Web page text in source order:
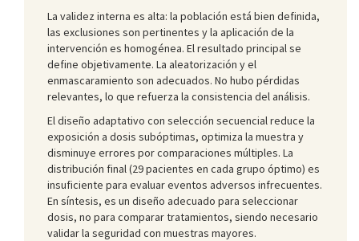
La validez interna es alta: la población está bien definida,
las exclusiones son pertinentes y la aplicación de la
intervención es homogénea. El resultado principal se
define objetivamente. La aleatorización y el
enmascaramiento son adecuados. No hubo pérdidas
relevantes, lo que refuerza la consistencia del análisis.
El diseño adaptativo con selección secuencial reduce la
exposición a dosis subóptimas, optimiza la muestra y
disminuye errores por comparaciones múltiples. La
distribución final (29 pacientes en cada grupo óptimo) es
insuficiente para evaluar eventos adversos infrecuentes.
En síntesis, es un diseño adecuado para seleccionar
dosis, no para comparar tratamientos, siendo necesario
validar la seguridad con muestras mayores.